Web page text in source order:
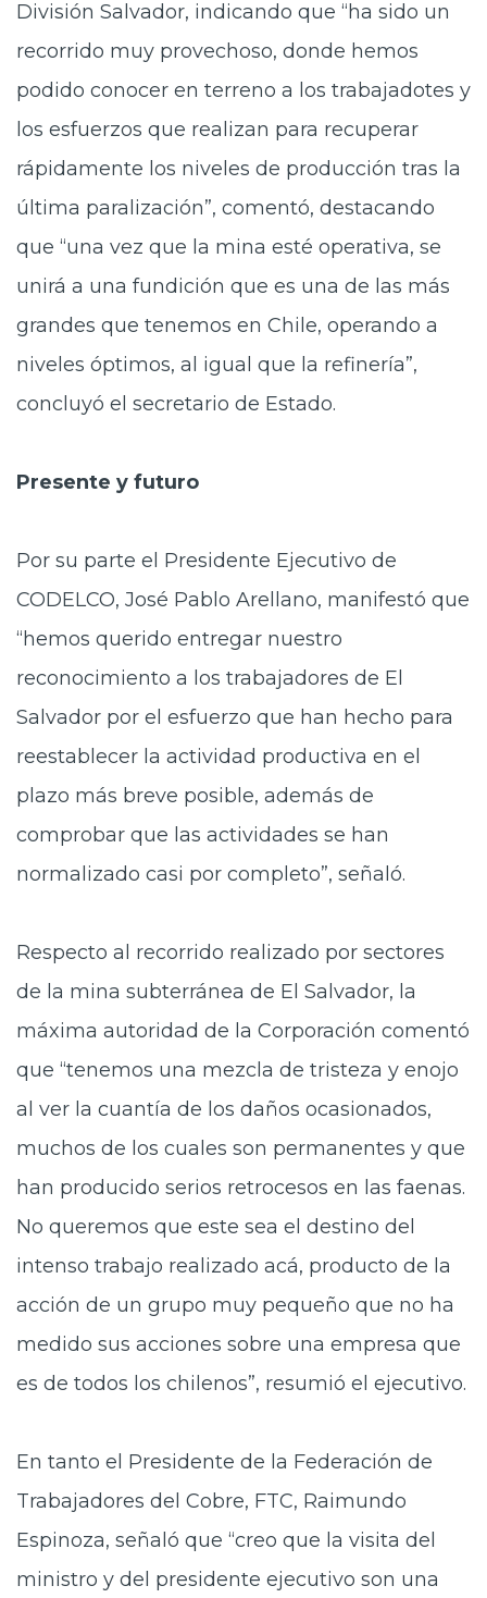
División Salvador, indicando que “ha sido un
recorrido muy provechoso, donde hemos
podido conocer en terreno a los trabajadotes y
los esfuerzos que realizan para recuperar
rápidamente los niveles de producción tras la
última paralización”, comentó, destacando
que “una vez que la mina esté operativa, se
unirá a una fundición que es una de las más
grandes que tenemos en Chile, operando a
niveles óptimos, al igual que la refinería”,
concluyó el secretario de Estado.
Presente y futuro
Por su parte el Presidente Ejecutivo de
CODELCO, José Pablo Arellano, manifestó que
“hemos querido entregar nuestro
reconocimiento a los trabajadores de El
Salvador por el esfuerzo que han hecho para
reestablecer la actividad productiva en el
plazo más breve posible, además de
comprobar que las actividades se han
normalizado casi por completo”, señaló.
Respecto al recorrido realizado por sectores
de la mina subterránea de El Salvador, la
máxima autoridad de la Corporación comentó
que “tenemos una mezcla de tristeza y enojo
al ver la cuantía de los daños ocasionados,
muchos de los cuales son permanentes y que
han producido serios retrocesos en las faenas.
No queremos que este sea el destino del
intenso trabajo realizado acá, producto de la
acción de un grupo muy pequeño que no ha
medido sus acciones sobre una empresa que
es de todos los chilenos”, resumió el ejecutivo.
En tanto el Presidente de la Federación de
Trabajadores del Cobre, FTC, Raimundo
Espinoza, señaló que “creo que la visita del
ministro y del presidente ejecutivo son una